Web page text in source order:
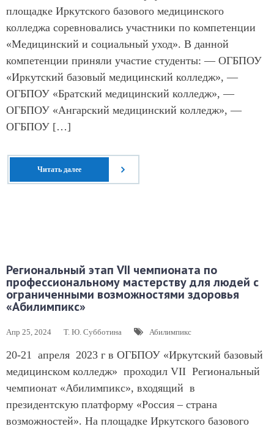
площадке Иркутского базового медицинского
колледжа соревновались участники по компетенции
«Медицинский и социальный уход». В данной
компетенции приняли участие студенты: — ОГБПОУ
«Иркутский базовый медицинский колледж», —
ОГБПОУ «Братский медицинский колледж», —
ОГБПОУ «Ангарский медицинский колледж», —
ОГБПОУ […]
Читать далее
Региональный этап VII чемпионата по
профессиональному мастерству для людей с
ограниченными возможностями здоровья
«Абилимпикс»
Апр 25, 2024 Т. Ю. Субботина Абилимпикс
20-21 апреля 2023 г в ОГБПОУ «Иркутский базовый
медицинском колледж» проходил VII Региональный
чемпионат «Абилимпикс», входящий в
президентскую платформу «Россия – страна
возможностей». На площадке Иркутского базового